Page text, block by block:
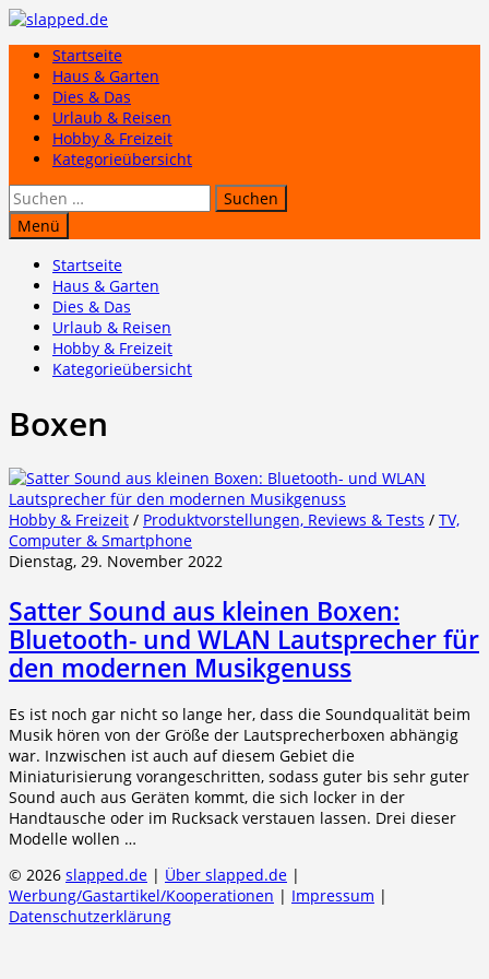
Zum
springenStartseite
Haus & Garten
Dies & Das
Urlaub & Reisen
Hobby & Freizeit
Kategorieübersicht
Suchen
nach:
Menü
Startseite
Haus & Garten
Dies & Das
Urlaub & Reisen
Hobby & Freizeit
Kategorieübersicht
Boxen
Hobby & Freizeit / Produktvorstellungen, Reviews & Tests / TV,
Computer & Smartphone
Dienstag, 29. November 2022
Satter Sound aus kleinen Boxen:
Bluetooth- und WLAN Lautsprecher für
den modernen Musikgenuss
Es ist noch gar nicht so lange her, dass die Soundqualität beim
Musik hören von der Größe der Lautsprecherboxen abhängig
war. Inzwischen ist auch auf diesem Gebiet die
Miniaturisierung vorangeschritten, sodass guter bis sehr guter
Sound auch aus Geräten kommt, die sich locker in der
Handtausche oder im Rucksack verstauen lassen. Drei dieser
Modelle wollen …
© 2026 slapped.de | Über slapped.de |
Werbung/Gastartikel/Kooperationen | Impressum |
Datenschutzerklärung